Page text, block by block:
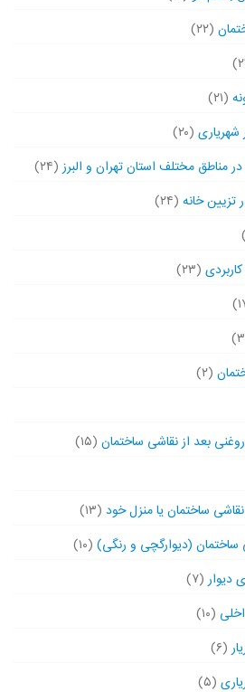
(۲۲)
(۲۱)
شهریاری (۲۰)
مناطق مختلف استان تهران و البرز(۲۴)
تزیین خانه (۲۴)
(۲۳)
(۲)
بعد از نقاشی ساختمان (۱۵)
ساختمان یا منزل خود (۱۳)
(دیوارگچی و رنگی) (۱۰)
دیوار(۷)
(۱۰)
(۶)
(۵)